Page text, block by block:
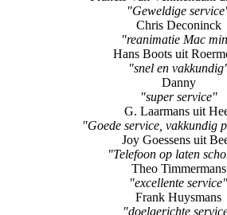
"Geweldige
Chris Deconinck
"reanimatie Mac
Hans Boots uit
"snel en
Danny
"super service"
G. Laarmans uit
"Goede service, vakkundig
Joy Goessens uit
"Telefoon op laten
Theo Timmermans
"excellente service"
Frank Huysmans
"doelgerichte